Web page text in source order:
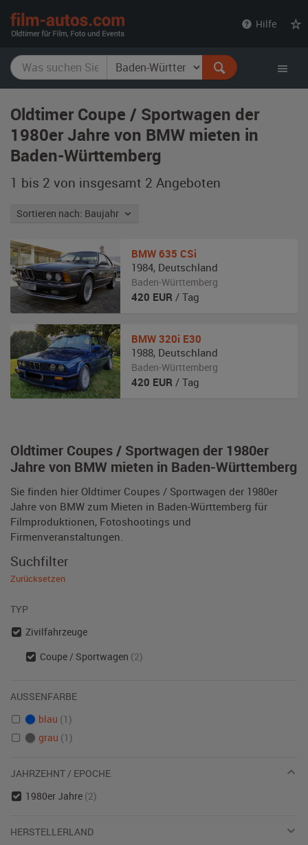
Hilfe
Oldtimer Coupe / Sportwagen der
1980er Jahre von BMW mieten in
Baden-Württemberg
1 bis 2 von insgesamt 2 Angeboten
Sortieren nach: Baujahr
Oldtimer Coupes / Sportwagen der 1980er
Jahre von BMW mieten in Baden-Württemberg
Sie finden hier Oldtimer Coupes / Sportwagen der 1980er
Jahre von BMW zum Mieten in Baden-Württemberg für
Filmproduktionen, Fotoshootings und
Firmenveranstaltungen.
BMW 635 CSi
1984, Deutschland
Baden-Württemberg
420 EUR / Tag
BMW 320i E30
1988, Deutschland
Baden-Württemberg
420 EUR / Tag
Suchfilter
Zurücksetzen
TYP
Zivilfahrzeuge
Coupe / Sportwagen (2)
AUSSENFARBE
blau (1)
grau (1)
JAHRZEHNT / EPOCHE
1980er Jahre (2)
HERSTELLERLAND